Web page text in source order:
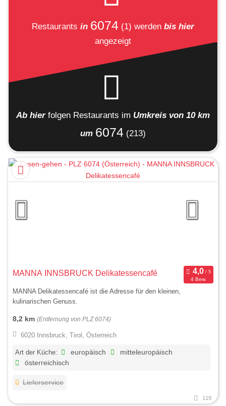
Restaurants in 6074 (1) werden bis hier
angezeigt
Ab hier folgen Restaurants im Umkreis von 10 km
um 6074 (213)
MANNA INNSBRUCK Delikatessencafé
4 Bew.
MANNA Delikatessencafé ist die Adresse für den kleinen,
kulinarischen Genuss.
8,2 km (Entfernung von PLZ 6074)
6020 Innsbruck, Tirol, Österreich
Art der Küche: europäisch
mitteleuropäisch
österreichisch
Lieferservice
119